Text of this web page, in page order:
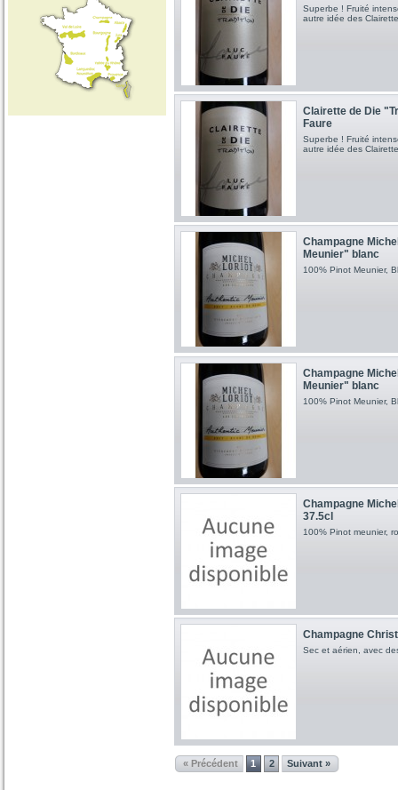
Superbe ! Fruité
autre idée des
Clairette de Die
Faure
Superbe ! Fruité
autre idée des
Champagne
Meunier" blanc
100% Pinot Meunier,
Champagne
Meunier" blanc
100% Pinot Meunier,
Champagne
37.5cl
100% Pinot meunier,
Champagne
Sec et aérien, avec
« Précédent 1 2 Suivant »